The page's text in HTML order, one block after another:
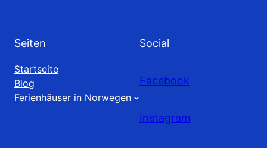
Seiten
Startseite
Blog
Ferienhäuser in Norwegen
Social
Facebook
Instagram